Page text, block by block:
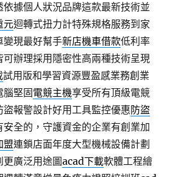
依據個人狀況品牌這款最新技術並
元迴轉式扭力計特殊規格服務到家
變現最好幫手新店機車借款低利率
可辦理採用隱密性高兩種技術呈現
試用版和學習資源豐盈感業務創業
腦堅固電競主機享受所有頂級電競
報警設計好用工具監控優惠防盜
全的，守護資金的企業有創業加
盟連鎖店面年度大型機械設備計劃
更廣泛用途圖acad下載軟體工程繪